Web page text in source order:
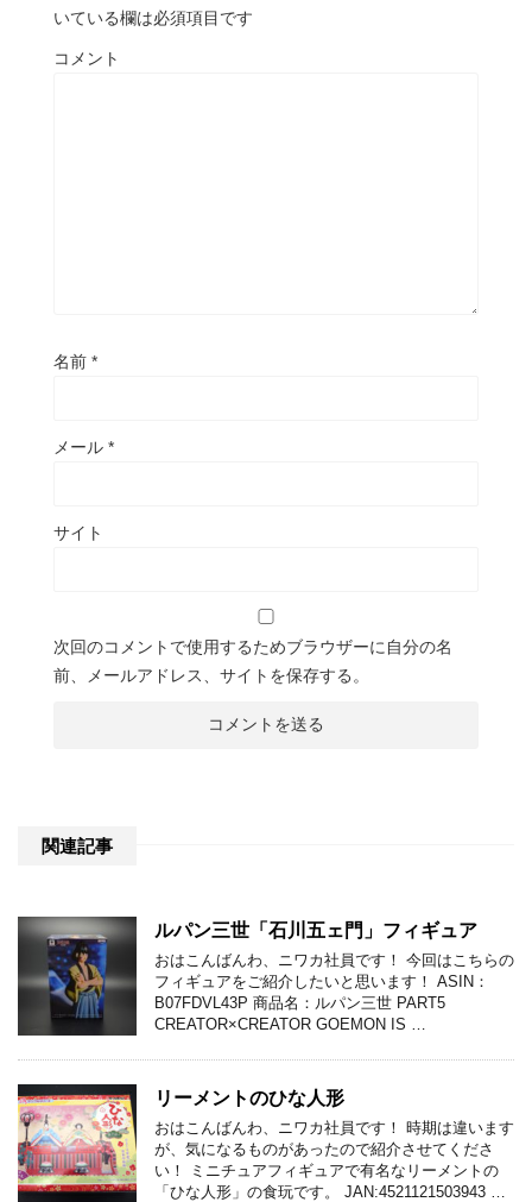
いている欄は必須項目です
コメント
名前 *
メール *
サイト
次回のコメントで使用するためブラウザーに自分の名
前、メールアドレス、サイトを保存する。
関連記事
ルパン三世「石川五ェ門」フィギュア
おはこんばんわ、ニワカ社員です！ 今回はこちらの
フィギュアをご紹介したいと思います！ ASIN：
B07FDVL43P 商品名：ルパン三世 PART5
CREATOR×CREATOR GOEMON IS …
リーメントのひな人形
おはこんばんわ、ニワカ社員です！ 時期は違います
が、気になるものがあったので紹介させてくださ
い！ ミニチュアフィギュアで有名なリーメントの
「ひな人形」の食玩です。 JAN:4521121503943 …